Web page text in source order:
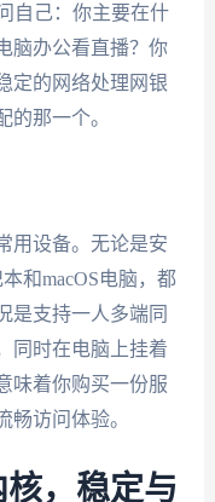
自己：你主要在什
脑办公看直播？你
定的网络处理网银
的那一个。
用设备。无论是安
和macOS电脑，都
是支持一人多端同
同时在电脑上挂着
味着你购买一份服
畅访问体验。
，稳定与